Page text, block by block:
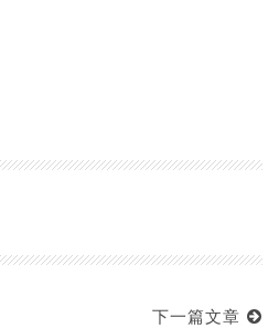
下一篇文章